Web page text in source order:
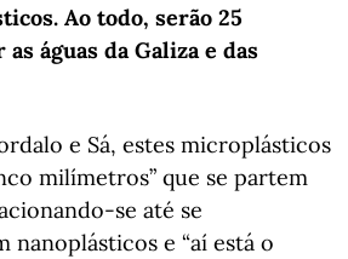
Ao todo, serão 25
águas da Galiza e das
e Sá, estes microplásticos
milímetros” que se partem
se até se
nanoplásticos e “aí está o